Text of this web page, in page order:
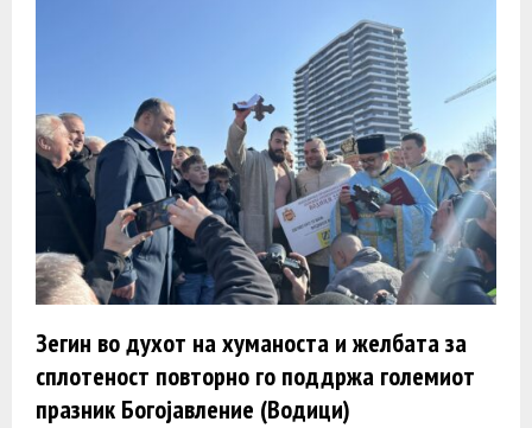
Зегин во духот на хуманоста и желбата за
сплотеност повторно го поддржа големиот
празник Богојавление (Водици)